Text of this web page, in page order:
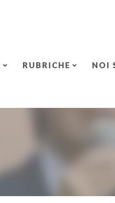
RUBRICHE NOI